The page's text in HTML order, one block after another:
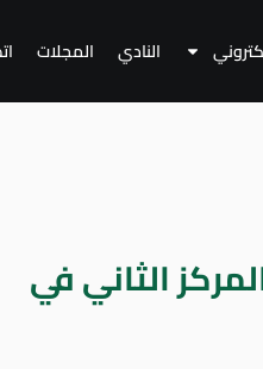
النادي المجلات
2002 تحصد المركز الثاني في